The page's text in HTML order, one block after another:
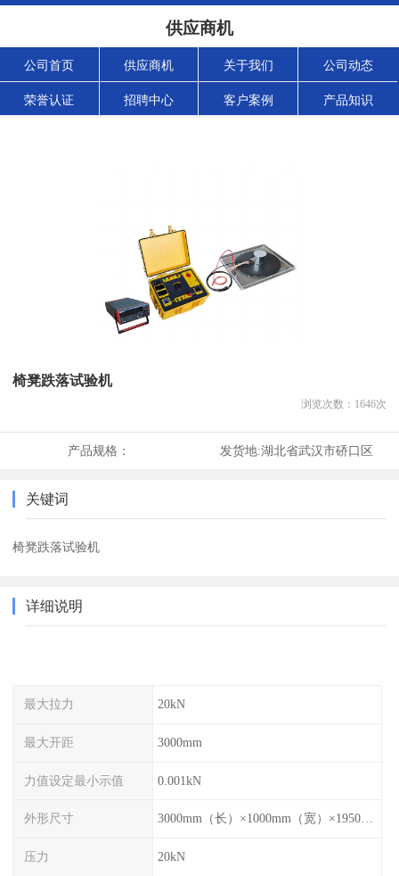
供应商机
公司首页 供应商机 关于我们 公司动态
荣誉认证 招聘中心 客户案例 产品知识
椅凳跌落试验机
浏览次数： 1646次
产品规格： 发货地:湖北省武汉市硚口区
关键词
椅凳跌落试验机
详细说明
最大拉力 20kN
最大开距 3000mm
力值设定最小示值 0.001kN
外形尺寸 3000mm（长）×1000mm（宽）×1950mm（高）
压力 20kN